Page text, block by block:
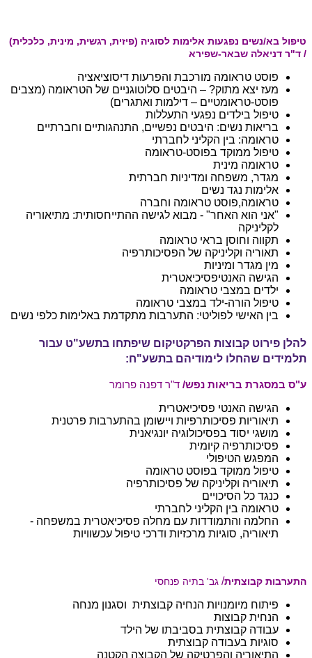
טיפול בא/נשים נפגעות אלימות לסוגיה (פיזית, רגשית, מינית, כלכלית)
/ ד"ר דניאלה שבאר-שפירא
פוסט טראומה מורכבת והפרעות דיסוציאציה
מעז יצא מתוק? – היבטים סלוטוגניים של הטראומה (מצבים
פוסט-טראומטיים – דילמות ואתגרים)
טיפול בילדים נפגעי התעללות
בריאות נשים: היבטים נפשיים, התנהגותיים וחברתיים
טראומה: בין הקליני לחברתי
טיפול ממוקד בפוסט-טראומה
טראומה מינית
מגדר, משפחה ומדיניות חברתית
אלימות נגד נשים
טראומה,פוסט טראומה וחברה
"אני הוא האחר" - מבוא לגישה ההתייחסותית: מתיאוריה
לקליניקה
תקווה וחוסן בראי טראומה
תאוריה וקליניקה של הפסיכותרפיה
מין מגדר ומיניות
הגישה האנטיפסיכיאטרית
ילדים במצבי טראומה
טיפול הורה-ילד במצבי טראומה
בין האישי לפוליטי: התערבות מתקדמת באלימות כלפי נשים
להלן פירוט קבוצות הפרקטיקום שיפתחו בתשע"ט עבור
תלמידים שהחלו לימודיהם בתשע"ח:
ע"ס במסגרת בריאות נפש/ ד"ר דפנה פרומר
הגישה האנטי פסיכיאטרית
תיאוריות פסיכותרפיות ויישומן בהתערבות פרטנית
מושגי יסוד בפסיכולוגיה יונגיאנית
פסיכותרפיה קיומית
המפגש הטיפולי
טיפול ממוקד בפוסט טראומה
תיאוריה וקליניקה של פסיכותרפיה
כנגד כל הסיכויים
טראומה בין הקליני לחברתי
החלמה והתמודדות עם מחלה פסיכיאטרית במשפחה -
תיאוריה, סוגיות מרכזיות ודרכי טיפול עכשוויות
התערבות קבוצתית/ גב' בתיה פנחסי
פיתוח מיומנויות הנחיה קבוצתית וסגנון מנחה
הנחית קבוצות
עבודה קבוצתית בסביבתו של הילד
סוגיות בעבודה קבוצתית
התיאוריה והפרטיקה של הקבוצה הקטנה